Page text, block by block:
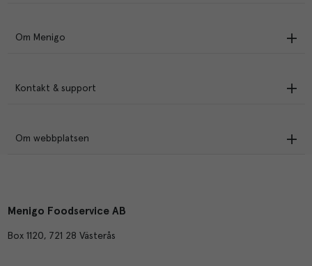
Om Menigo
Kontakt & support
Om webbplatsen
Menigo Foodservice AB
Box 1120, 721 28 Västerås